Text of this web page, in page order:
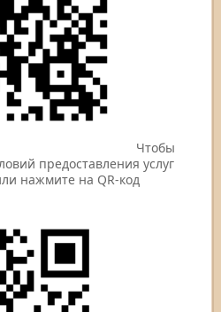
Чтобы
предоставления услуг
нажмите на QR-код